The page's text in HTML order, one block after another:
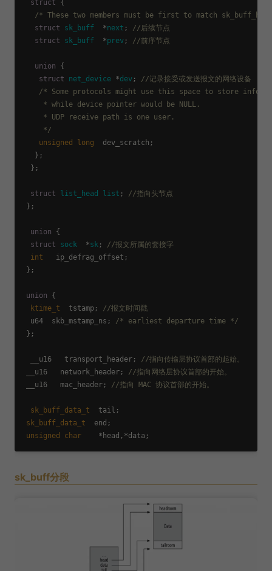
struct {
/* These two members must be first to match
struct
sk_buff *next ;
//后续节点
struct
sk_buff *prev ; //前序节点
union {
struct
net_device *dev ;
//记录接受或发送报文的网络设备
/* Some protocols might use this space to store
* while device pointer would be NULL.
* UDP receive path is one user.
*/
unsigned
long dev_scratch;
};
};
struct list_head list ;
//指向头节点
};
union {
struct
sock *sk ;
//报文所属的套接字
int ip_defrag_offset;
};
union {
ktime_t tstamp; //报文时间戳
u64  skb_mstamp_ns; /* earliest departure time */
};
__u16   transport_header; //指向传输层协议首部的起始。
__u16   network_header; //指向网络层协议首部的开始。
__u16   mac_header; //指向 MAC 协议首部的开始。
sk_buff_data_t tail;
sk_buff_data_t end;
unsigned
char
sk_buff分段